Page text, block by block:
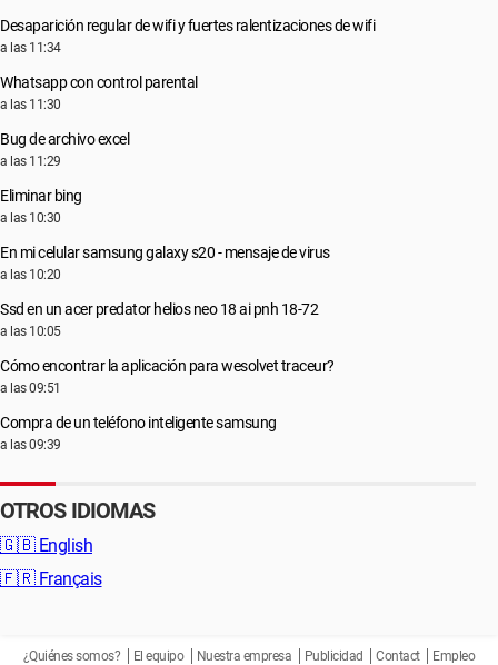
Desaparición regular de wifi y fuertes ralentizaciones de wifi
a las 11:34
Whatsapp con control parental
a las 11:30
Bug de archivo excel
a las 11:29
Eliminar bing
a las 10:30
En mi celular samsung galaxy s20 - mensaje de virus
a las 10:20
Ssd en un acer predator helios neo 18 ai pnh 18-72
a las 10:05
Cómo encontrar la aplicación para wesolvet traceur?
a las 09:51
Compra de un teléfono inteligente samsung
a las 09:39
OTROS IDIOMAS
🇬🇧 English
🇫🇷 Français
¿Quiénes somos? El equipo Nuestra empresa Publicidad Contact Empleo